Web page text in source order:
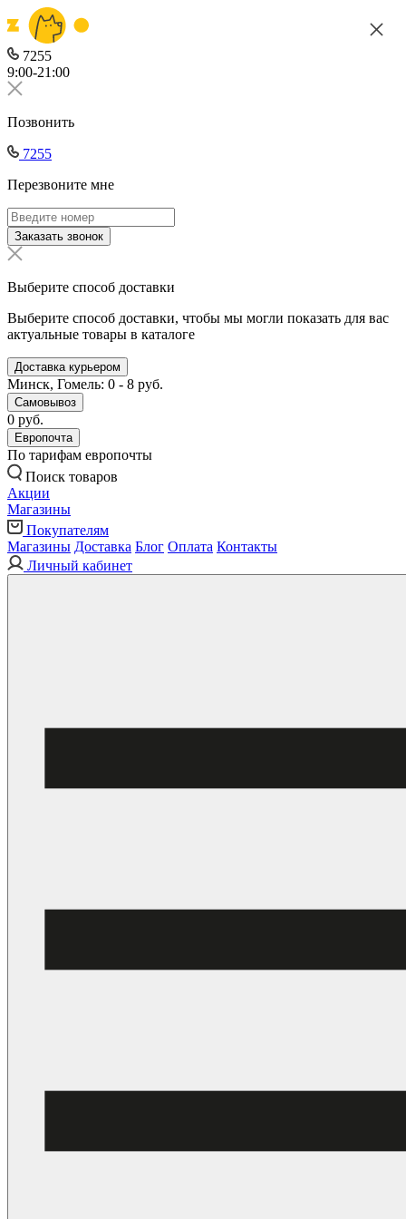
7255
9:00-21:00
Позвонить
7255
Перезвоните мне
Заказать звонок
Выберите способ доставки
Выберите способ доставки, чтобы мы могли показать для вас
актуальные товары в каталоге
Доставка курьером
Минск, Гомель: 0 - 8 руб.
Самовывоз
0 руб.
Европочта
По тарифам европочты
Поиск товаров
Акции
Магазины
Покупателям
Магазины Доставка Блог Оплата Контакты
Личный кабинет